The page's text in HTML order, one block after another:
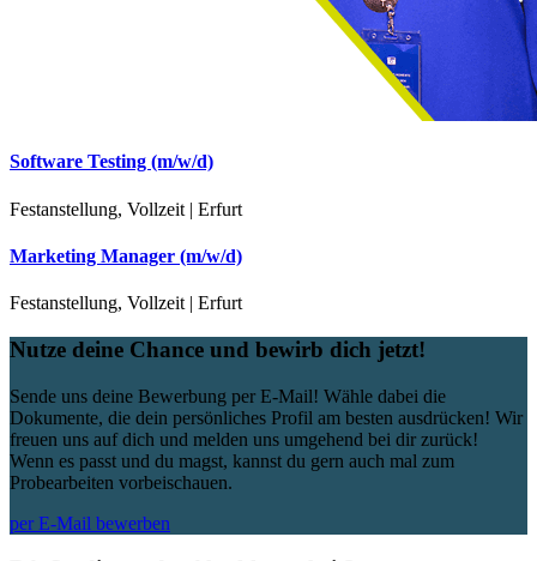
Software Testing (m/w/d)
Festanstellung, Vollzeit | Erfurt
Marketing Manager (m/w/d)
Festanstellung, Vollzeit | Erfurt
Nutze deine Chance und bewirb dich jetzt!
Sende uns deine Bewerbung per E-Mail! Wähle dabei die
Dokumente, die dein persönliches Profil am besten ausdrücken! Wir
freuen uns auf dich und melden uns umgehend bei dir zurück!
Wenn es passt und du magst, kannst du gern auch mal zum
Probearbeiten vorbeischauen.
per E-Mail bewerben